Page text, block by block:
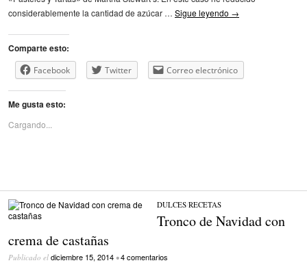
considerablemente la cantidad de azúcar … Sigue leyendo →
Comparte esto:
Facebook Twitter Correo electrónico
Me gusta esto:
Cargando...
DULCES/RECETAS
Tronco de Navidad con
crema de castañas
Publicado el diciembre 15, 2014 •4 comentarios